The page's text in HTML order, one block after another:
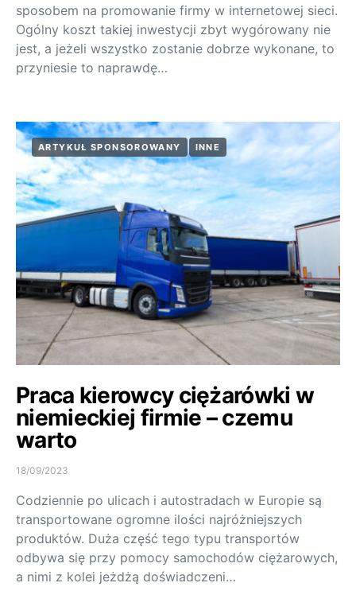
sposobem na promowanie firmy w internetowej sieci.
Ogólny koszt takiej inwestycji zbyt wygórowany nie
jest, a jeżeli wszystko zostanie dobrze wykonane, to
przyniesie to naprawdę…
ARTYKUŁ SPONSOROWANY INNE
Praca kierowcy ciężarówki w
niemieckiej firmie – czemu
warto
18/09/2023
Codziennie po ulicach i autostradach w Europie są
transportowane ogromne ilości najróżniejszych
produktów. Duża część tego typu transportów
odbywa się przy pomocy samochodów ciężarowych,
a nimi z kolei jeżdżą doświadczeni…